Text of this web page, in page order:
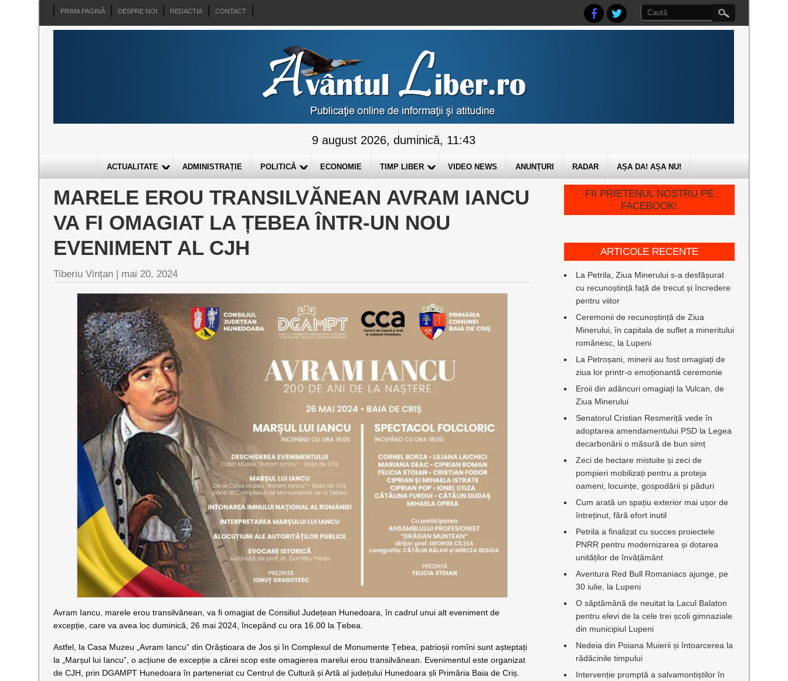
PRIMA PAGINĂ DESPRE NOI REDACTIA CONTACT
9 august 2026, duminică, 11:43
ACTUALITATE ADMINISTRAȚIE POLITICĂ ECONOMIE TIMP LIBER VIDEO NEWS ANUNȚURI RADAR AȘA DA! AȘA NU!
MARELE EROU TRANSILVĂNEAN AVRAM IANCU
VA FI OMAGIAT LA ȚEBEA ÎNTR-UN NOU
EVENIMENT AL CJH
Tiberiu Vințan | mai 20, 2024
Avram Iancu, marele erou transilvănean, va fi omagiat de Consiliul Județean Hunedoara, în cadrul unui alt eveniment de
excepție, care va avea loc duminică, 26 mai 2024, începând cu ora 16.00 la Țebea.
Astfel, la Casa Muzeu „Avram Iancu” din Orăștioara de Jos și în Complexul de Monumente Țebea, patrioșii romîni sunt așteptați
la „Marșul lui Iancu”, o acțiune de excepție a cărei scop este omagierea marelui erou transilvănean. Evenimentul este organizat
de CJH, prin DGAMPT Hunedoara în parteneriat cu Centrul de Cultură și Artă al județului Hunedoara șli Primăria Baia de Criș.
FII PRIETENUL NOSTRU PE
FACEBOOK!
ARTICOLE RECENTE
La Petrila, Ziua Minerului s-a desfășurat
cu recunoștință față de trecut și încredere
pentru viitor
Ceremonii de recunoștință de Ziua
Minerului, în capitala de suflet a mineritului
românesc, la Lupeni
La Petroșani, minerii au fost omagiați de
ziua lor printr-o emoționantă ceremonie
Eroii din adâncuri omagiați la Vulcan, de
Ziua Minerului
Senatorul Cristian Resmeriță vede în
adoptarea amendamentului PSD la Legea
decarbonării o măsură de bun simț
Zeci de hectare mistuite și zeci de
pompieri mobilizați pentru a proteja
oameni, locuințe, gospodării și păduri
Cum arată un spațiu exterior mai ușor de
întreținut, fără efort inutil
Petrila a finalizat cu succes proiectele
PNRR pentru modernizarea și dotarea
unităților de învățământ
Aventura Red Bull Romaniacs ajunge, pe
30 iulie, la Lupeni
O săptămână de neuitat la Lacul Balaton
pentru elevi de la cele trei școli gimnaziale
din municipiul Lupeni
Nedeia din Poiana Muierii și întoarcerea la
rădăcinile timpului
Intervenție promptă a salvamontiștilor în